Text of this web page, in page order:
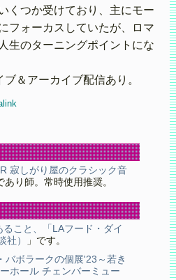
くつか受けており、主にモー
フォーカスしていたが、ロマ
生のターニングポイントにな
＆アーカイブ配信あり。
寂しがり屋のクラシック音
あり師。常時使用推奨。
ること、「LAフード・ダイ
社）
」です。
バボラークの個展'23～若き
ホール チェンバーミュー